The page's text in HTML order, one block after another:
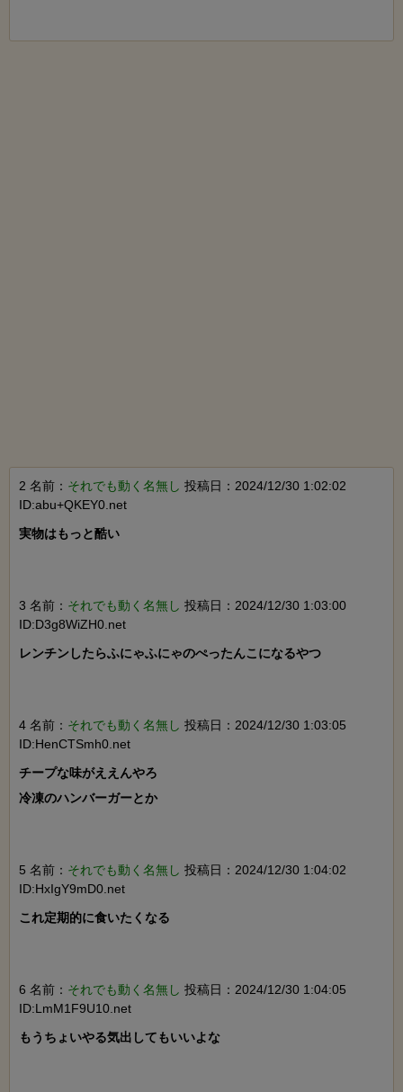
2 名前： それでも動く名無し 投稿日：2024/12/30 1:02:02
ID:abu+QKEY0.net
実物はもっと酷い
3 名前： それでも動く名無し 投稿日：2024/12/30 1:03:00
ID:D3g8WiZH0.net
レンチンしたらふにゃふにゃのぺったんこになるやつ
4 名前： それでも動く名無し 投稿日：2024/12/30 1:03:05
ID:HenCTSmh0.net
チープな味がええんやろ
冷凍のハンバーガーとか
5 名前： それでも動く名無し 投稿日：2024/12/30 1:04:02
ID:HxIgY9mD0.net
これ定期的に食いたくなる
6 名前： それでも動く名無し 投稿日：2024/12/30 1:04:05
ID:LmM1F9U10.net
もうちょいやる気出してもいいよな